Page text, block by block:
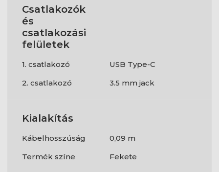
Csatlakozók
és
csatlakozási
felületek
1. csatlakozó
USB Type-C
2. csatlakozó
3.5 mm jack
Kialakítás
Kábelhosszúság
0,09 m
Termék színe
Fekete